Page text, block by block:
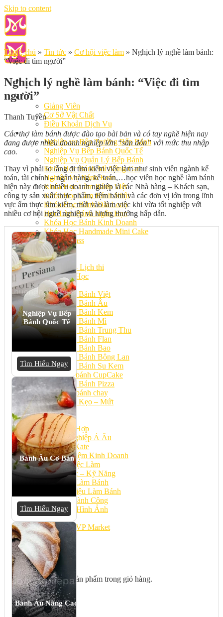
Skip to content
Giới Thiệu
Giảng Viên
Cơ Sở Vật Chất
Điều Khoản Dịch Vụ
Học Làm Bánh
Nghiệp vụ Bếp Trưởng Bếp Bánh
Nghiệp Vụ Bếp Bánh Quốc Tế
Nghiệp Vụ Quản Lý Bếp Bánh
Khóa Học Bánh Mì Nâng Cao
Nghiệp Vụ Bánh Kem
Khóa Học Làm Bánh Việt
Khóa Học Làm Bánh Nhật
Khóa Học Bánh Đài Loan
Học Làm Bánh Ngắn Hạn
Khóa Học Bánh Kinh Doanh
Khóa Học Handmade Mini Cake
Master Class
Chuyên Đề
Khai Giảng
Lịch học – Lịch thi
Đăng Ký Học
Công Thức
Cách Làm Bánh Việt
Cách Làm Bánh Âu
Cách Làm Bánh Kem
Cách Làm Bánh Mì
Cách Làm Bánh Trung Thu
Cách Làm Bánh Flan
Cách Làm Bánh Bao
Cách Làm Bánh Bông Lan
Cách Làm Bánh Su Kem
Cách làm bánh CupCake
Cách Làm Bánh Pizza
Cách làm bánh chay
Cách Làm Kẹo – Mứt
Video
Tin tức
Tin Tổng Hợp
Hướng Nghiệp Á Âu
Bếp Nhà Kate
Kinh Nghiệm Kinh Doanh
Cơ Hội Việc Làm
Kiến Thức – Kỹ Năng
Dụng Cụ Làm Bánh
Nguyên Liệu Làm Bánh
Gương Thành Công
Thư Viện Hình Ảnh
Hỏi Đáp
Siêu thị ĐVP Market
Việc Làm
Chưa có sản phẩm trong giỏ hàng.
Trang chủ » Tin tức » Cơ hội việc làm » Nghịch lý nghề làm bánh:
“Việc đi tìm người”
Nghịch lý nghề làm bánh: “Việc đi tìm
người”
Thanh Tuyền
Các thợ làm bánh được đào tạo bài bản và có tay nghề hiện nay
đang được nhiều doanh nghiệp lớn “săn đón” với mức thu nhập
cao.
Thay vì phải lo lắng đi tìm kiếm việc làm như sinh viên ngành kế
toán, tài chính – ngân hàng, kế toán,…học viên học nghề làm bánh
hiện này được nhiều doanh nghiệp là các Nhà hàng – Khách sạn,
công ty sản xuất thực phẩm, tiệm bánh và các đơn vị lớn trong lĩnh
vực ẩm thực tìm kiếm, mời vào làm việc khi vừa tốt nghiệp với
nhiều cơ hội nghề nghiệp và lương thưởng hấp dẫn.
Nghiệp Vụ Bếp
Bánh Quốc Tế
Tìm Hiểu Ngay
Bánh Âu Cơ Bản
Tìm Hiểu Ngay
Bánh Âu Nâng Cao